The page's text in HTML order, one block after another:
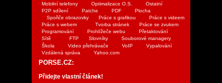
Mobilní telefony
Optimalizace O.S.
Ostatní
P2P sdílení
Patche PDF
Plocha
Spořiče obrazovky
Práce s grafikou
Práce s videem
Práce s webem
Tvorba stránek
Práce se zvukem
Programování
Prohlížeče webu
Přetaktování
Sítě
FTP Slovníky
Souborové managery
Škola
Video přehrávače VoIP
Vypalování
Vzdálená správa
Yahoo.com
PORSE.CZ:
Přidejte vlastní článek!